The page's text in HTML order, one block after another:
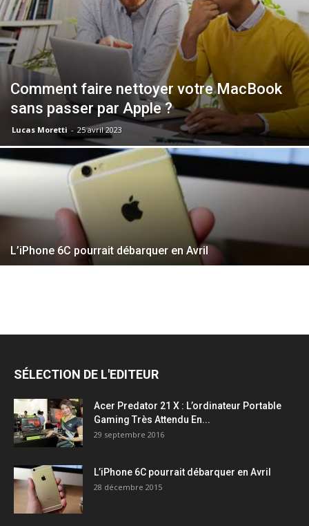
Comment faire nettoyer votre MacBook
sans passer par Apple ?
Lucas Moretti - 25 avril 2023
L’iPhone 6C pourrait débarquer en Avril
SÉLECTION DE L'EDITEUR
Acer Predator 21 X : L’ordinateur Portable
Gaming Très Attendu En...
29 septembre 2016
L’iPhone 6C pourrait débarquer en Avril
28 décembre 2015